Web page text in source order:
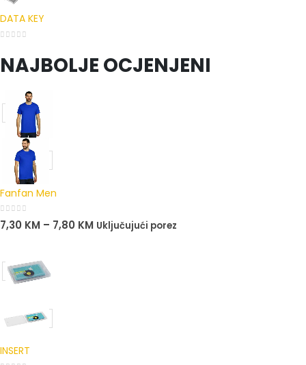
DATA KEY
NAJBOLJE OCJENJENI
Fanfan Men
0out of 5
7,30 KM – 7,80 KM Uključujući porez
INSERT